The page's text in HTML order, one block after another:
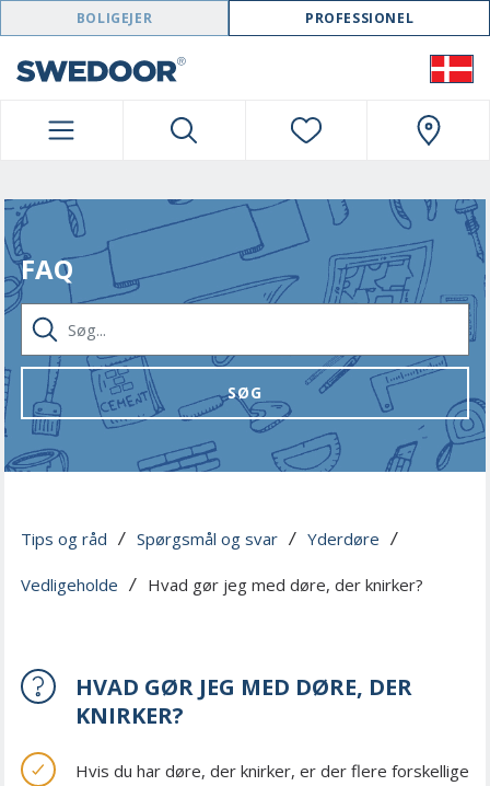
SWEDOOR NAVIGATION
BOLIGEJER PROFESSIONEL
FAQ
SØG...
SØG
Tips og råd / Spørgsmål og svar / Yderdøre /
Vedligeholde / Hvad gør jeg med døre, der knirker?
HVAD GØR JEG MED DØRE, DER
KNIRKER?
Hvis du har døre, der knirker, er der flere forskellige